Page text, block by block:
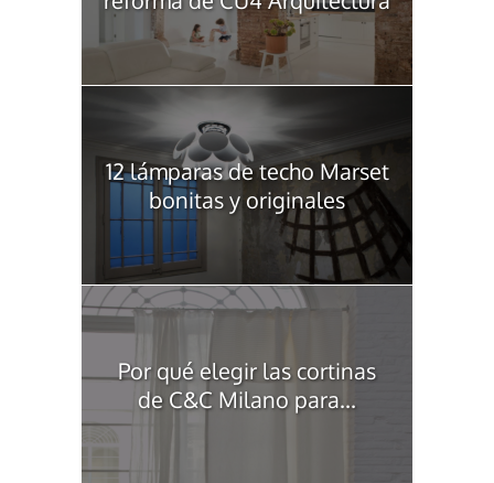
12 lámparas de techo Marset
bonitas y originales
Por qué elegir las cortinas
de C&C Milano para...